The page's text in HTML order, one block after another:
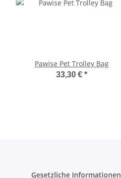
Pawise Pet Trolley Bag
33,30 € *
Gesetzliche Informationen